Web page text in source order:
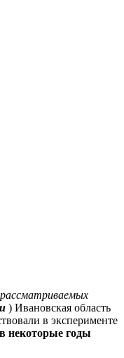
рассматриваемых
) Ивановская область
в эксперименте
некоторые годы